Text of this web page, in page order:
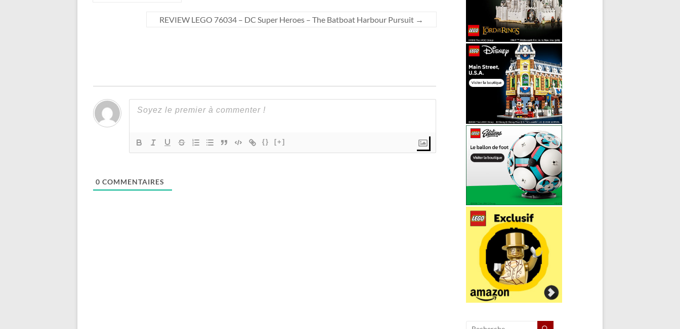
REVIEW LEGO 76034 – DC Super Heroes – The Batboat Harbour Pursuit →
{} [+]
0 COMMENTAIRES